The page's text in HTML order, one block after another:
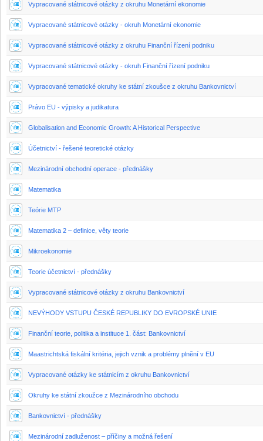
Vypracované státnicové otázky z okruhu Monetární ekonomie
Vypracované státnicové otázky - okruh Monetární ekonomie
Vypracované státnicové otázky z okruhu Finanční řízení podniku
Vypracované státnicové otázky - okruh Finanční řízení podniku
Vypracované tematické okruhy ke státní zkoušce z okruhu Bankovnictví
Právo EU - výpisky a judikatura
Globalisation and Economic Growth: A Historical Perspective
Účetnictví - řešené teoretické otázky
Mezinárodní obchodní operace - přednášky
Matematika
Teórie MTP
Matematika 2 – definice, věty teorie
Mikroekonomie
Teorie účetnictví - přednášky
Vypracované státnicové otázky z okruhu Bankovnictví
NEVÝHODY VSTUPU ČESKÉ REPUBLIKY DO EVROPSKÉ UNIE
Finanční teorie, politika a instituce 1. část: Bankovnictví
Maastrichtská fiskální kritéria, jejich vznik a problémy plnění v EU
Vypracované otázky ke státnicím z okruhu Bankovnictví
Okruhy ke státní zkoužce z Mezinárodního obchodu
Bankovnictví - přednášky
Mezinárodní zadluženost – příčiny a možná řešení